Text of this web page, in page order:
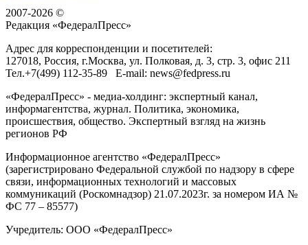
2007-2026 ©
Редакция «ФедералПресс»
Адрес для корреспонденции и посетителей:
127018, Россия, г.Москва, ул. Полковая, д. 3, стр. 3, офис 211
Тел.+7(499) 112-35-89 E-mail: news@fedpress.ru
«ФедералПресс» - медиа-холдинг: экспертный канал,
информагентства, журнал. Политика, экономика,
происшествия, общество. Экспертный взгляд на жизнь
регионов РФ
Информационное агентство «ФедералПресс»
(зарегистрировано Федеральной службой по надзору в сфере
связи, информационных технологий и массовых
коммуникаций (Роскомнадзор) 21.07.2023г. за номером ИА №
ФС 77 – 85577)
Учредитель: ООО «ФедералПресс»